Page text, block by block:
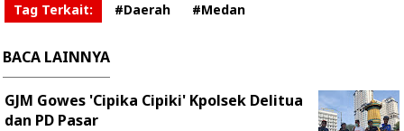
Tag Terkait: #Daerah #Medan
BACA LAINNYA
GJM Gowes 'Cipika Cipiki' Kpolsek Delitua
dan PD Pasar